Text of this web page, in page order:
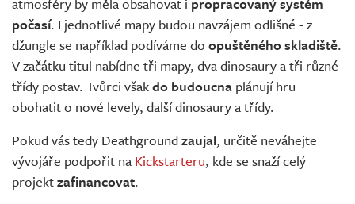
počasí. I jednotlivé mapy budou navzájem odlišné - z
džungle se například podíváme do opuštěného skladiště.
V začátku titul nabídne tři mapy, dva dinosaury a tři různé
třídy postav. Tvůrci všakdo budoucna plánují hru
obohatit o nové levely, další dinosaury a třídy.
Pokud vás tedy Deathgroundzaujal, určitě neváhejte
vývojáře podpořit na Kickstarteru, kde se snaží celý
projektzafinancovat.